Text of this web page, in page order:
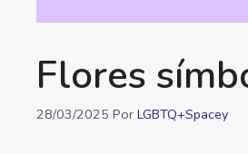
Flores
28/03/2025 Por LGBTQ+Spacey